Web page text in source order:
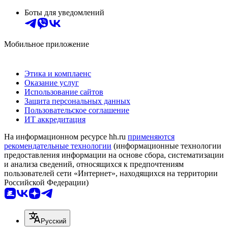
Боты для уведомлений
Мобильное приложение
Этика и комплаенс
Оказание услуг
Использование сайтов
Защита персональных данных
Пользовательское соглашение
ИТ аккредитация
На информационном ресурсе hh.ru применяются
рекомендательные технологии (информационные технологии
предоставления информации на основе сбора, систематизации
и анализа сведений, относящихся к предпочтениям
пользователей сети «Интернет», находящихся на территории
Российской Федерации)
Русский